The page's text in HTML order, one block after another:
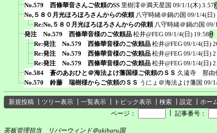
No.579 西條華音さんご依頼のSS 里樹澪＠満天星国 09/1/1(木) 3:57
No,５８０月光ほろほろさんからの依頼 八守時緒＠鍋の国 09/1/4(日)
Re:No,５８０月光ほろほろさんからの依頼 八守時緒＠鍋の国 09/
発注 No.579 西條華音様のご依頼品 松井@FEG 09/1/4(日) 19:58
Re:発注 No.579 西條華音様のご依頼品 松井@FEG 09/1/4(日)
Re:発注 No.579 西條華音様のご依頼品 松井@FEG 09/1/4(日)
Re:発注 No.579 西條華音様のご依頼品 松井@FEG 09/1/4(日)
No.584 蒼のあおひと＠海法よけ藩国様ご依頼のＳＳ 久遠寺 那由
No.570 鈴藤 瑞樹様からご依頼のＳＳ うにょ＠海法よけ藩国 09/
新規投稿 ツリー表示 一覧表示 トピック表示 検索 設定
ホー
ページ：
記事番号：
茶板管理担当 リバーウィンド＠akiharu国